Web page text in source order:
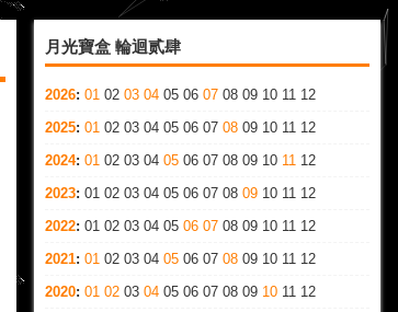
月光寶盒 輪迴贰肆
2026: 01 02 03 04 05 06 07 08 09 10 11 12
2025: 01 02 03 04 05 06 07 08 09 10 11 12
2024: 01 02 03 04 05 06 07 08 09 10 11 12
2023: 01 02 03 04 05 06 07 08 09 10 11 12
2022: 01 02 03 04 05 06 07 08 09 10 11 12
2021: 01 02 03 04 05 06 07 08 09 10 11 12
2020: 01 02 03 04 05 06 07 08 09 10 11 12